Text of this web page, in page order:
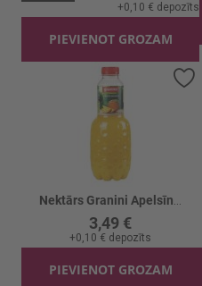
+0,10 € depozīts
PIEVIENOT GROZAM
3,49 €
+0,10 € depozīts
PIEVIENOT GROZAM